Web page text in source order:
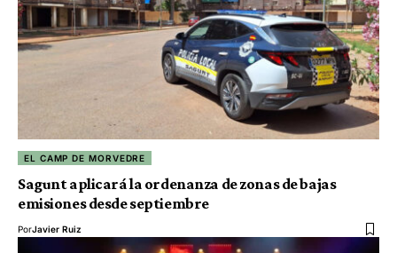
EL CAMP DE MORVEDRE
Sagunt aplicará la ordenanza de zonas de bajas
emisiones desde septiembre
PorJavier Ruiz